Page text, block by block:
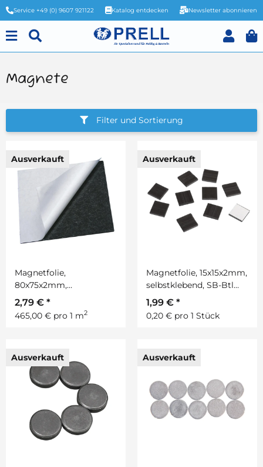
Service +49 (0) 9607 921122 Katalog entdecken Newsletter abonnieren
Magnete
Filter und Sortierung
Ausverkauft
Magnetfolie,
80x75x2mm,
selbstklebend, SB-Btl
1Stück
2,79 € *
465,00 € pro 1 m2
Ausverkauft
Magnetfolie, 15x15x2mm,
selbstklebend, SB-Btl
10Stück
1,99 € *
0,20 € pro 1 Stück
Ausverkauft Ausverkauft